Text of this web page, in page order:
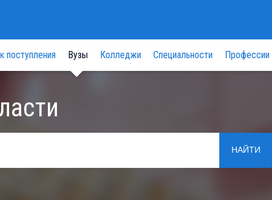
поступления Вузы Колледжи Специальности Профессии
НАЙТИ